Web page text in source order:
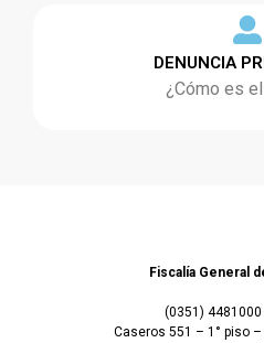
DENUNCIA
¿Cómo es
Fiscalía General
(0351)
Caseros 551 – 1° piso